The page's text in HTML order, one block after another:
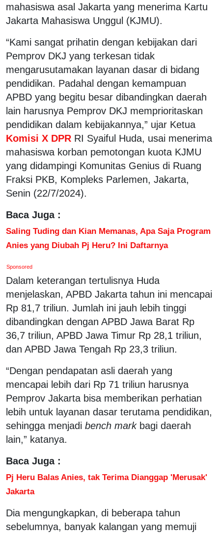
mahasiswa asal Jakarta yang menerima Kartu
Jakarta Mahasiswa Unggul (KJMU).
“Kami sangat prihatin dengan kebijakan dari
Pemprov DKJ yang terkesan tidak
mengarusutamakan layanan dasar di bidang
pendidikan. Padahal dengan kemampuan
APBD yang begitu besar dibandingkan daerah
lain harusnya Pemprov DKJ memprioritaskan
pendidikan dalam kebijakannya,” ujar Ketua
Komisi X DPR RI Syaiful Huda, usai menerima
mahasiswa korban pemotongan kuota KJMU
yang didampingi Komunitas Genius di Ruang
Fraksi PKB, Kompleks Parlemen, Jakarta,
Senin (22/7/2024).
Baca Juga :
Saling Tuding dan Kian Memanas, Apa Saja Program
Anies yang Diubah Pj Heru? Ini Daftarnya
Sponsored
Dalam keterangan tertulisnya Huda
menjelaskan, APBD Jakarta tahun ini mencapai
Rp 81,7 triliun. Jumlah ini jauh lebih tinggi
dibandingkan dengan APBD Jawa Barat Rp
36,7 triliun, APBD Jawa Timur Rp 28,1 triliun,
dan APBD Jawa Tengah Rp 23,3 triliun.
“Dengan pendapatan asli daerah yang
mencapai lebih dari Rp 71 triliun harusnya
Pemprov Jakarta bisa memberikan perhatian
lebih untuk layanan dasar terutama pendidikan,
sehingga menjadi bench markbagi daerah
lain,” katanya.
Baca Juga :
Pj Heru Balas Anies, tak Terima Dianggap 'Merusak'
Jakarta
Dia mengungkapkan, di beberapa tahun
sebelumnya, banyak kalangan yang memuji